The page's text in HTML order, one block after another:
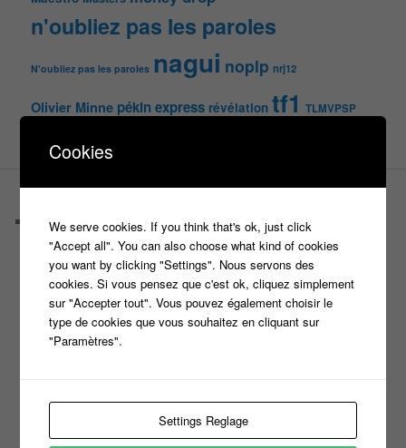
n'oubliez pas les paroles
N'oubliez pas les paroles nagui noplp nrj12
Olivier Minne pékin express révélation tf1 TLMVPSP
Castings
C’est quoi un casteur ?
C’est quoi un directeur de casting ?
Harry
Motus
Slam
C’est quoi un casting ?
N’oubliez Pas Les Paroles
Tout le monde veut prendre sa place
Cookies
We serve cookies. If you think that's ok, just click
"Accept all". You can also choose what kind of cookies
you want by clicking "Settings". Nous servons des
cookies. Si vous pensez que c'est ok, cliquez simplement
sur "Accepter tout". Vous pouvez également choisir le
type de cookies que vous souhaitez en cliquant sur
"Paramètres".
Settings Reglage